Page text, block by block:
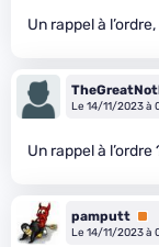
Un rappel à
Le 14/11/2023 à
Un rappel à l’ordre
pamputt
Le 14/11/2023 à